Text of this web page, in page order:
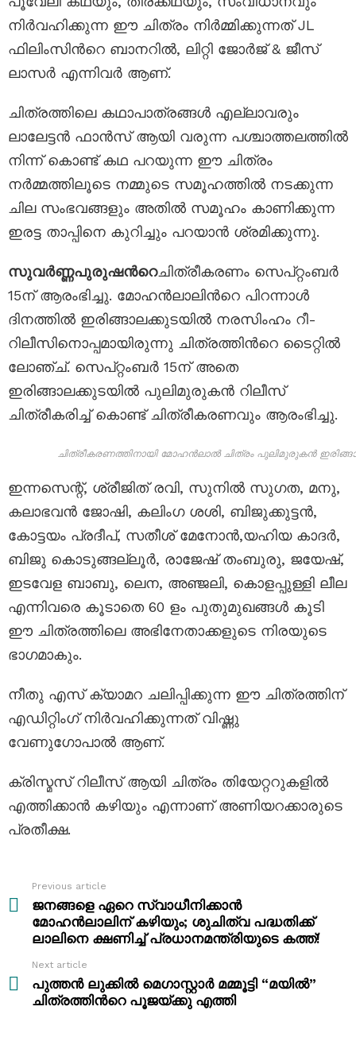
നിർവഹിക്കുന്ന ഈ ചിത്രം നിർമ്മിക്കുന്നത് JL
ഫിലിംസിന്‍റെ ബാനറിൽ, ലിറ്റി ജോർജ് & ജീസ്
ലാസർ എന്നിവർ ആണ്.
ചിത്രത്തിലെ കഥാപാത്രങ്ങൾ എല്ലാവരും
ലാലേട്ടൻ ഫാൻസ് ആയി വരുന്ന പശ്ചാത്തലത്തിൽ
നിന്ന് കൊണ്ട് കഥ പറയുന്ന ഈ ചിത്രം
നർമ്മത്തിലൂടെ നമ്മുടെ സമൂഹത്തിൽ നടക്കുന്ന
ചില സംഭവങ്ങളും അതിൽ സമൂഹം കാണിക്കുന്ന
ഇരട്ട താപ്പിനെ കുറിച്ചും പറയാൻ ശ്രമിക്കുന്നു.
സുവർണ്ണപുരുഷന്‍റെചിത്രീകരണം സെപ്റ്റംബര്‍
15ന് ആരംഭിച്ചു. മോഹന്‍ലാലിന്‍റെ പിറന്നാള്‍
ദിനത്തില്‍ ഇരിങ്ങാലക്കുടയില്‍ നരസിംഹം റീ-
റിലീസിനൊപ്പമായിരുന്നു ചിത്രത്തിന്‍റെ ടൈറ്റില്‍
ലോഞ്ച്. സെപ്റ്റംബര്‍ 15ന് അതെ
ഇരിങ്ങാലക്കുടയില്‍ പുലിമുരുകന്‍ റിലീസ്
ചിത്രീകരിച്ച് കൊണ്ട് ചിത്രീകരണവും ആരംഭിച്ചു.
ചിത്രീകരണത്തിനായി മോഹന്‍ലാല്‍ ചിത്രം പുലിമുരുകന്‍
ഇന്നസെന്റ്, ശ്രീജിത് രവി, സുനിൽ സുഗത, മനു,
കലാഭവൻ ജോഷി, കലിംഗ ശശി, ബിജുക്കുട്ടൻ,
കോട്ടയം പ്രദീപ്, സതീശ് മേനോൻ,യഹിയ കാദർ,
ബിജു കൊടുങ്ങല്ലൂർ, രാജേഷ് തംബുരു, ജയേഷ്,
ഇടവേള ബാബു, ലെന, അഞ്ജലി, കൊളപ്പുള്ളി ലീല
എന്നിവരെ കൂടാതെ 60 ളം പുതുമുഖങ്ങൾ കൂടി
ഈ ചിത്രത്തിലെ അഭിനേതാക്കളുടെ നിരയുടെ
ഭാഗമാകും.
നീതു എസ് ക്യാമറ ചലിപ്പിക്കുന്ന ഈ ചിത്രത്തിന്
എഡിറ്റിംഗ് നിർവഹിക്കുന്നത് വിഷ്ണു
വേണുഗോപാൽ ആണ്.
ക്രിസ്മസ് റിലീസ് ആയി ചിത്രം തിയേറ്ററുകളില്‍
എത്തിക്കാന്‍ കഴിയും എന്നാണ് അണിയറക്കാരുടെ
പ്രതീക്ഷ.
more
Previous article
ജനങ്ങളെ ഏറെ സ്വാധീനിക്കാൻ
മോഹന്‍ലാലിന് കഴിയും; ശുചിത്വ പദ്ധതിക്ക്
ലാലിനെ ക്ഷണിച്ച് പ്രധാനമന്ത്രിയുടെ കത്ത്!
Next article
പുത്തന്‍ ലുക്കില്‍ മെഗാസ്റ്റാർ മമ്മൂട്ടി “മയിൽ”
ചിത്രത്തിന്‍റെ പൂജയ്ക്കു എത്തി